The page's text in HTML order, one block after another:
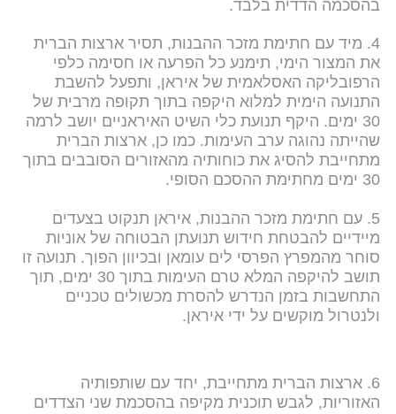
בהסכמה הדדית בלבד.
4. מיד עם חתימת מזכר ההבנות, תסיר ארצות הברית
את המצור הימי, תימנע כל הפרעה או חסימה כלפי
הרפובליקה האסלאמית של איראן, ותפעל להשבת
התנועה הימית למלוא היקפה בתוך תקופה מרבית של
30 ימים. היקף תנועת כלי השיט האיראניים יושב לרמה
שהייתה נהוגה ערב העימות. כמו כן, ארצות הברית
מתחייבת להסיג את כוחותיה מהאזורים הסובבים בתוך
30 ימים מחתימת ההסכם הסופי.
5. עם חתימת מזכר ההבנות, איראן תנקוט בצעדים
מיידיים להבטחת חידוש תנועתן הבטוחה של אוניות
סוחר מהמפרץ הפרסי לים עומאן ובכיוון הפוך. תנועה זו
תושב להיקפה המלא טרם העימות בתוך 30 ימים, תוך
התחשבות בזמן הנדרש להסרת מכשולים טכניים
ולנטרול מוקשים על ידי איראן.
6. ארצות הברית מתחייבת, יחד עם שותפותיה
האזוריות, לגבש תוכנית מקיפה בהסכמת שני הצדדים